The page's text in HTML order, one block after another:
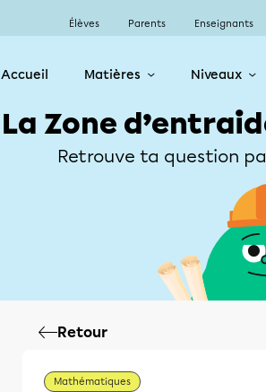
Élèves Parents Enseignants
Accueil Matières Niveaux
La Zone
Retrouve ta question
Retour
Mathématiques